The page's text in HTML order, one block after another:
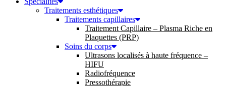
Traitements esthétiques
Traitements capillaires
Traitement Capillaire – Plasma Riche en
Plaquettes (PRP)
Soins du corps
Ultrasons localisés à haute fréquence –
HIFU
Radiofréquence
Pressothérapie